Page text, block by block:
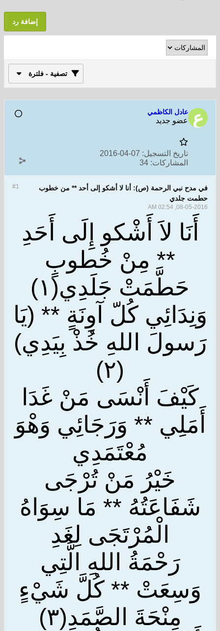
إضافة رد
تصفية - فلترة
عادل الكاظمي
عضو جديد
تاريخ التسجيل: 07-04-2016
المشاركات: 34
#1
في مدح نبي الرحمة (ص): أنا لا أشكو إلى أحد ** من خطوب
حطمت جلدي
08-05-2016, 02:54 AM
أَنَا لاَ أَشْكو إِلَى أَحَدِ
** مِنْ خُطوبٍ
حَطَّمَتْ جَلَدِي(١)
وَنِدَائِي كُلّ آوِنَةٍ ** (يَا
رَسولَ اللهِ خُذْ بِيَدِي)
(٢)
كَيْفَ أَنْسَى مَنْ غَدَا
أَمَلِي ** وَرَجَائِي وَهْوَ
مُعْتَمَدِي
خَيْرُ مَنْ تُرْجَى
شَفَاعَتُهُ ** مَا سِوَاهُ
الْمُرْتَجَى لِغَدِ
رَحْمَةُ اللهِ الَّتِي
وَسِعَتْ ** كُلَّ شَيْءٍ
مِنْحَةَ الصَّمَدِ(٣)